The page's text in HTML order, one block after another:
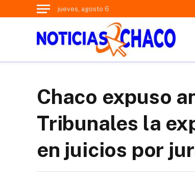
jueves, agosto 6
Chaco expuso
Tribunales la
en juicios por